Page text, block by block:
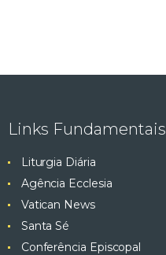
Links Fundamentais
Liturgia Diária
Agência Ecclesia
Vatican News
Santa Sé
Conferência Episcopal